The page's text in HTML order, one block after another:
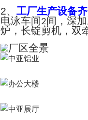
2、 工厂生产设备齐
电泳车间2间，深
炉，长锭剪机，双